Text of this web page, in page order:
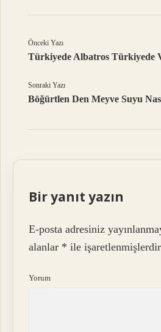
Önceki Yazı
Türkiyede Albatros Türkiyede
Sonraki Yazı
Böğürtlen Den Meyve Suyu
Bir yanıt yazın
E-posta adresiniz
alanlar * ile işaretlenmişlerdir
Yorum